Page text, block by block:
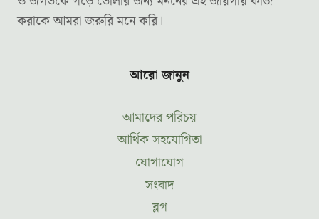
করাকে আমরা জরুরি মনে করি।
আরো জানুন
আমাদের পরিচয়
আর্থিক সহযোগিতা
যোগাযোগ
সংবাদ
ব্লগ